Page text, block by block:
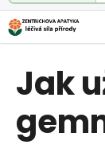
Jak
C
o
p
o
t